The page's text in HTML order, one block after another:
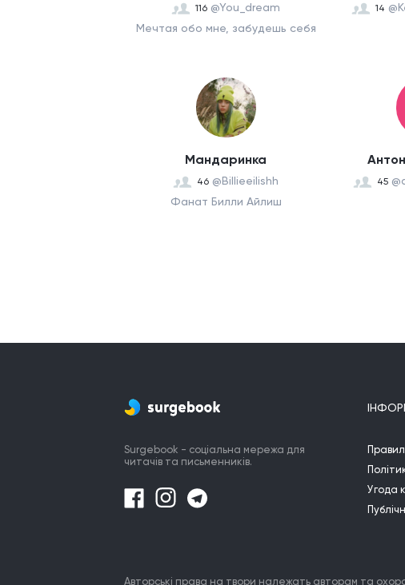
116 @You_dream
Мечтая обо мне, забудешь себя
14
Мандаринка
46 @Billieeilishh
Фанат Билли Айлиш
45
Surgebook - соціальна мережа для
читачів та письменників.
Угода
Авторські права на твори належать авторам та